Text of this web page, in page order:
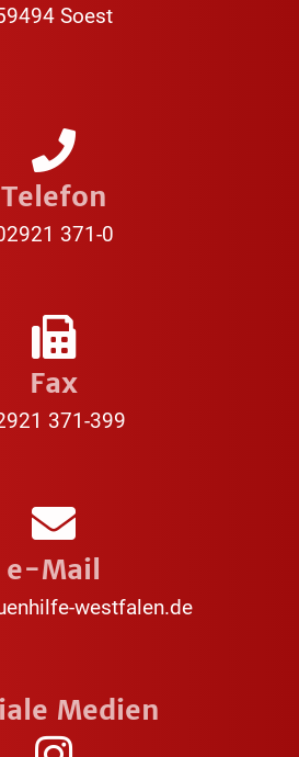
Soest
Telefon
371-0
Fax
371-399
e-Mail
westfalen.de
Medien